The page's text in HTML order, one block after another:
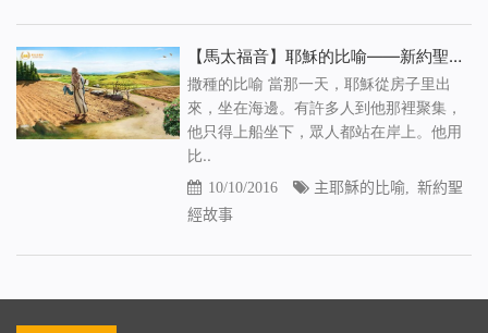
【馬太福音】耶穌的比喻——新約聖經故事
撒種的比喻 當那一天，耶穌從房子里出
來，坐在海邊。有許多人到他那裡聚集，
他只得上船坐下，眾人都站在岸上。他用
比..
10/10/2016 主耶穌的比喻
新約聖
經故事